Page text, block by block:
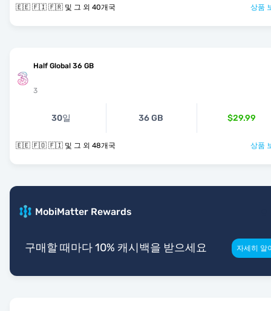
🇪🇪 🇫🇮 🇫🇷 및 그 외 40개국 상품
Half Global 36 GB
3
30일 36 GB $29.99
🇪🇪 🇫🇴 🇫🇮 및 그 외 48개국 상품
MobiMatter Rewards
구매할 때마다 10% 캐시백을 받으세요 자세히 알